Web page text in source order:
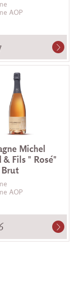
AOP
Michel
Fils " Rosé"
Brut
AOP